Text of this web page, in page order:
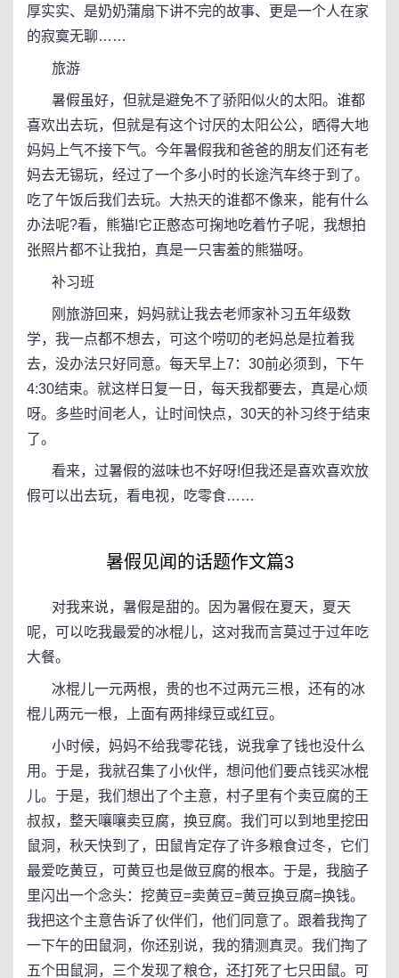
厚实实、是奶奶蒲扇下讲不完的故事、更是一个人在家
的寂寞无聊……
旅游
暑假虽好，但就是避免不了骄阳似火的太阳。谁都
喜欢出去玩，但就是有这个讨厌的太阳公公，晒得大地
妈妈上气不接下气。今年暑假我和爸爸的朋友们还有老
妈去无锡玩，经过了一个多小时的长途汽车终于到了。
吃了午饭后我们去玩。大热天的谁都不像来，能有什么
办法呢?看，熊猫!它正憨态可掬地吃着竹子呢，我想拍
张照片都不让我拍，真是一只害羞的熊猫呀。
补习班
刚旅游回来，妈妈就让我去老师家补习五年级数
学，我一点都不想去，可这个唠叨的老妈总是拉着我
去，没办法只好同意。每天早上7：30前必须到，下午
4:30结束。就这样日复一日，每天我都要去，真是心烦
呀。多些时间老人，让时间快点，30天的补习终于结束
了。
看来，过暑假的滋味也不好呀!但我还是喜欢喜欢放
假可以出去玩，看电视，吃零食……
暑假见闻的话题作文篇3
对我来说，暑假是甜的。因为暑假在夏天，夏天
呢，可以吃我最爱的冰棍儿，这对我而言莫过于过年吃
大餐。
冰棍儿一元两根，贵的也不过两元三根，还有的冰
棍儿两元一根，上面有两排绿豆或红豆。
小时候，妈妈不给我零花钱，说我拿了钱也没什么
用。于是，我就召集了小伙伴，想问他们要点钱买冰棍
儿。于是，我们想出了个主意，村子里有个卖豆腐的王
叔叔，整天嚷嚷卖豆腐，换豆腐。我们可以到地里挖田
鼠洞，秋天快到了，田鼠肯定存了许多粮食过冬，它们
最爱吃黄豆，可黄豆也是做豆腐的根本。于是，我脑子
里闪出一个念头：挖黄豆=卖黄豆=黄豆换豆腐=换钱。
我把这个主意告诉了伙伴们，他们同意了。跟着我掏了
一下午的田鼠洞，你还别说，我的猜测真灵。我们掏了
五个田鼠洞，三个发现了粮仓，还打死了七只田鼠。可